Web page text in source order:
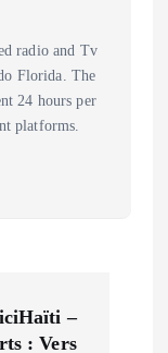
radio and Tv
Florida. The
24 hours per
platforms.
iciHaïti –
: Vers